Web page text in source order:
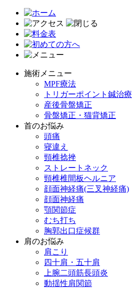
施術メニュー
MPF療法
トリガーポイント鍼治療
産後骨盤矯正
骨盤矯正・猫背矯正
首のお悩み
頭痛
寝違え
頸椎捻挫
ストレートネック
頸椎椎間板ヘルニア
顔面神経痛(三叉神経痛)
顔面神経痛
顎関節症
むち打ち
胸郭出口症候群
肩のお悩み
肩こり
四十肩・五十肩
上腕二頭筋長頭炎
動揺性肩関節